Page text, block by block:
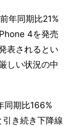
年同期比21%
4を発売
表されるとい
しい状況の中
同期比166%
き続き下降線